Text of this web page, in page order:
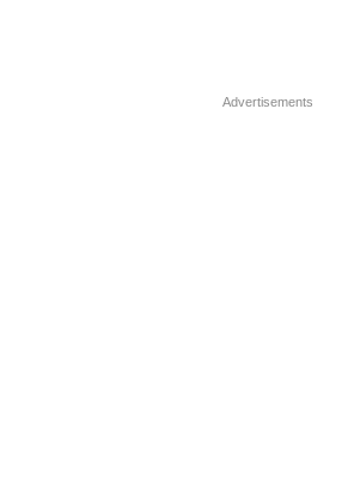
Advertisements